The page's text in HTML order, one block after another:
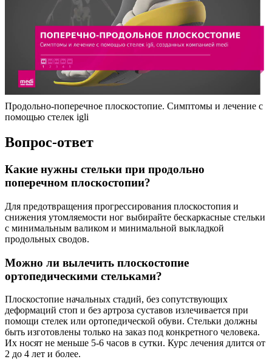
Продольно-поперечное плоскостопие. Симптомы и лечение с
помощью стелек igli
Вопрос-ответ
Какие нужны стельки при продольно
поперечном плоскостопии?
Для предотвращения прогрессирования плоскостопия и
снижения утомляемости ног выбирайте бескаркасные стельки
с минимальным валиком и минимальной выкладкой
продольных сводов.
Можно ли вылечить плоскостопие
ортопедическими стельками?
Плоскостопие начальных стадий, без сопутствующих
деформаций стоп и без артроза суставов излечивается при
помощи стелек или ортопедической обуви. Стельки должны
быть изготовлены только на заказ под конкретного человека.
Их носят не меньше 5-6 часов в сутки. Курс лечения длится от
2 до 4 лет и более.